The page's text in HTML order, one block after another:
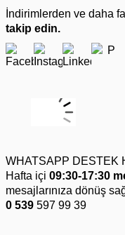
İndirimlerden ve daha
takip edin.
WHATSAPP DESTEK
Hafta içi 09:30-17:30
mesajlarınıza dönüş
0 539 597 99 39